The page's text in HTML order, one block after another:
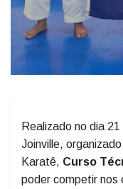
Realizado no dia